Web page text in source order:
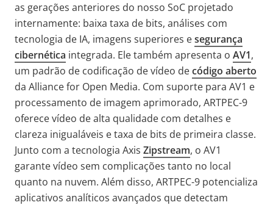
as gerações anteriores do nosso SoC projetado
internamente: baixa taxa de bits, análises com
tecnologia de IA, imagens superiores esegurança
cibernética integrada. Ele também apresenta o AV1,
um padrão de codificação de vídeo decódigo aberto
da Alliance for Open Media. Com suporte para AV1 e
processamento de imagem aprimorado, ARTPEC-9
oferece vídeo de alta qualidade com detalhes e
clareza inigualáveis e taxa de bits de primeira classe.
Junto com a tecnologia Axis Zipstream, o AV1
garante vídeo sem complicações tanto no local
quanto na nuvem. Além disso, ARTPEC-9 potencializa
aplicativos analíticos avançados que detectam